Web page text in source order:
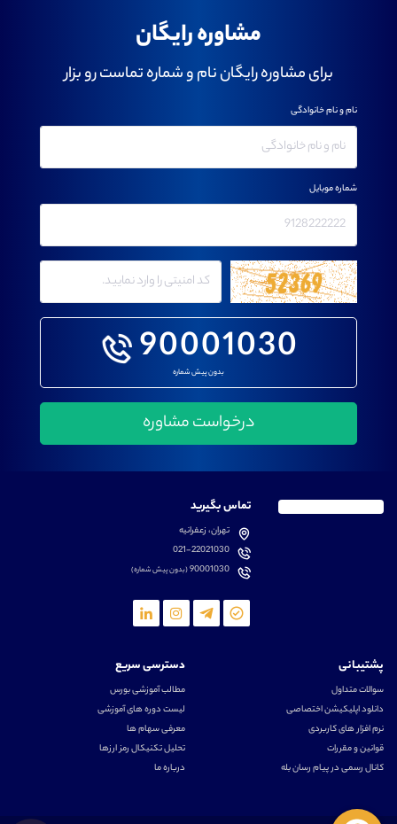
مشاوره رایگان
برای مشاوره رایگان نام و شماره تماست رو بزار
90001030
بدون پیش شماره
نام و نام خانوادگی
شماره موبایل
تماس بگیرید
تهران، زعفرانیه
021-22021030
90001030(بدون پیش شماره)
پشتیبانی
سوالات متداول
دانلود اپلیکیشن اختصاصی
نرم افزار های کاربردی
قوانین و مقررات
کانال رسمی در پیام رسان بله
دسترسی سریع
مطالب آموزشی بورس
لیست دوره های آموزشی
معرفی سهام ها
تحلیل تکنیکال رمز ارزها
درباره ما